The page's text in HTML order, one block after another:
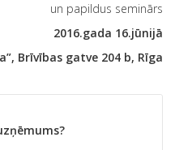
un papildus seminārs
2016.gada 16.jūnijā
Brīvības gatve 204 b, Rīga